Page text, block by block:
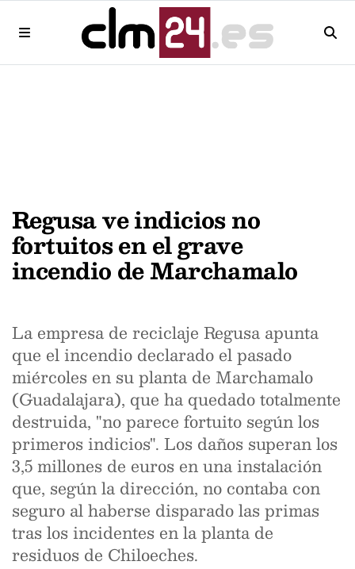
Regusa ve indicios no
fortuitos en el grave
incendio de Marchamalo
La empresa de reciclaje Regusa apunta
que el incendio declarado el pasado
miércoles en su planta de Marchamalo
(Guadalajara), que ha quedado totalmente
destruida, "no parece fortuito según los
primeros indicios". Los daños superan los
3,5 millones de euros en una instalación
que, según la dirección, no contaba con
seguro al haberse disparado las primas
tras los incidentes en la planta de
residuos de Chiloeches.